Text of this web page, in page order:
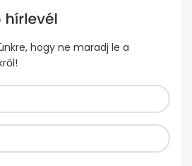
hogy ne maradj le a